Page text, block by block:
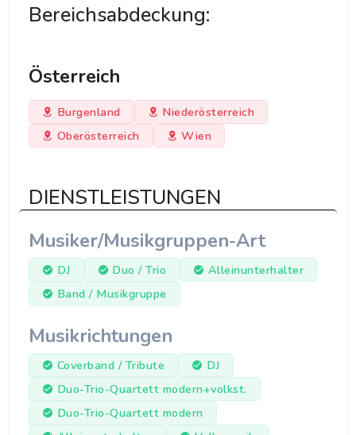
Bereichsabdeckung:
Österreich
Burgenland
Niederösterreich
Oberösterreich
Wien
DIENSTLEISTUNGEN
Musiker/Musikgruppen-Art
DJ Duo / Trio
Alleinunterhalter
Band / Musikgruppe
Musikrichtungen
Coverband / Tribute
DJ
Duo-Trio-Quartett modern+volkst.
Duo-Trio-Quartett modern